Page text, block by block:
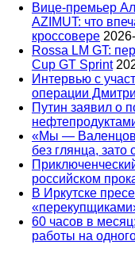
Вице‑премьер
AZIMUT: что
кроссовере
Rossa LM GT:
Cup GT Sprint
Интервью с
операции
Путин заявил о
«Мы —
без глянца,
российском
В Иркутске
60 часов в
работы на